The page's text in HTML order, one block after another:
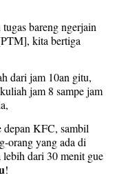
bareng ngerjain
kita bertiga
dari jam 10an gitu,
jam 8 sampe jam
KFC, sambil
orang yang ada di
dari 30 menit gue
!